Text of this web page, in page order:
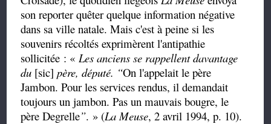
son reporter quêter quelque information négative
dans sa ville natale. Mais c'est à peine si les
souvenirs récoltés exprimèrent l'antipathie
sollicitée : « Les anciens se rappellent davantage
du [sic]père, député. “On l'appelait le père
Jambon. Pour les services rendus, il demandait
toujours un jambon. Pas un mauvais bougre, le
pèreDegrelle”. » (La Meuse, 2 avril 1994, p. 10).